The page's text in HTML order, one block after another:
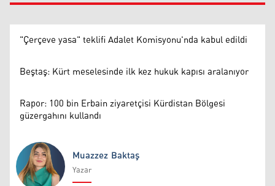
"Çerçeve yasa" teklifi Adalet Komisyonu'nda kabul edildi
Beştaş: Kürt meselesinde ilk kez hukuk kapısı aralanıyor
Rapor: 100 bin Erbain ziyaretçisi Kürdistan Bölgesi
güzergahını kullandı
Muazzez Baktaş
Yazar